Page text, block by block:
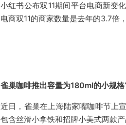
小红书公布双11期间平台电商新变
电商双11的商家数量是去年的3.7倍
雀巢咖啡推出容量为180ml的小规格
近日，雀巢在上海陆家嘴咖啡节上
包含丝滑小拿铁和招牌小美式两款产